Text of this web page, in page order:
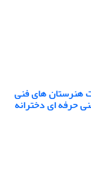
هنرستان های فنی
حرفه ای دخترانه